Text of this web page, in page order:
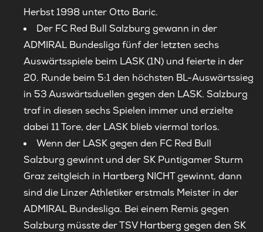
Herbst 1998 unter Otto Baric.
Der FC Red Bull Salzburg gewann in der
ADMIRAL Bundesliga fünf der letzten sechs
Auswärtsspiele beim LASK (1N) und feierte in der
20. Runde beim 5:1 den höchsten BL-Auswärtssieg
in 53 Auswärtsduellen gegen den LASK. Salzburg
traf in diesen sechs Spielen immer und erzielte
dabei 11 Tore, der LASK blieb viermal torlos.
Wenn der LASK gegen den FC Red Bull
Salzburg gewinnt und der SK Puntigamer Sturm
Graz zeitgleich in Hartberg NICHT gewinnt, dann
sind die Linzer Athletiker erstmals Meister in der
ADMIRAL Bundesliga. Bei einem Remis gegen
Salzburg müsste der TSV Hartberg gegen den SK